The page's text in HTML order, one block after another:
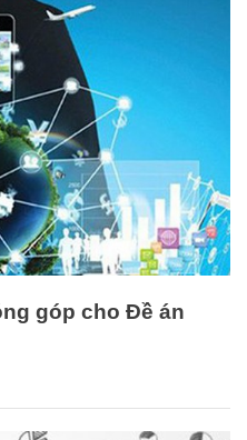
góp cho Đề án